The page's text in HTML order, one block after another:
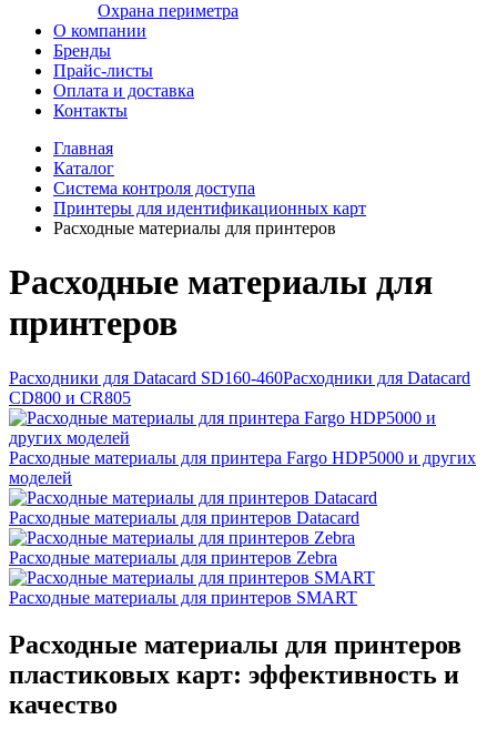
Охрана периметра
О компании
Бренды
Прайс-листы
Оплата и доставка
Контакты
Главная
Каталог
Система контроля доступа
Принтеры для идентификационных карт
Расходные материалы для принтеров
Расходные материалы для
принтеров
Расходники для Datacard SD160-460Расходники для Datacard
CD800 и CR805
Расходные материалы для принтера Fargo HDP5000 и других
моделей
Расходные материалы для принтеров Datacard
Расходные материалы для принтеров Zebra
Расходные материалы для принтеров SMART
Расходные материалы для принтеров
пластиковых карт: эффективность и
качество